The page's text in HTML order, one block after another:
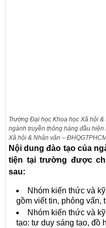
Trường Đại học Khoa học Xã hội
ngành truyền thông hàng đầu
Xã hội & Nhân văn –
Nội dung đào tạo của
tiện tại trường được
sau:
Nhóm kiến thức và
gồm viết tin, phỏng vấn,
Nhóm kiến thức và
tạo: tư duy sáng tạo, đồ